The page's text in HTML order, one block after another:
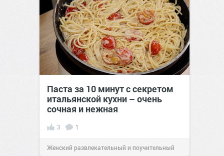
Паста за 10 минут с секретом
итальянской кухни – очень
сочная и нежная
3 1
Женский развлекательный и поучительный